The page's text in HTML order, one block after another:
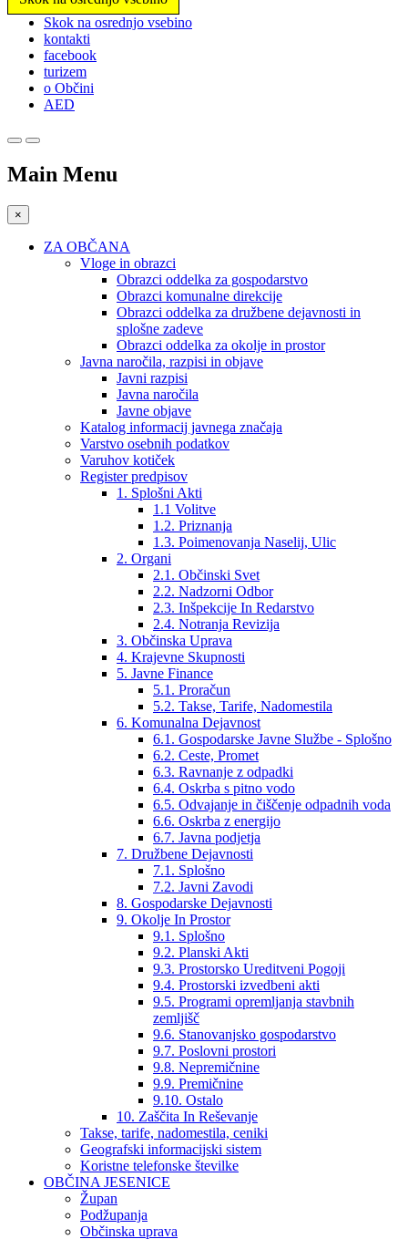
Prosimo,
upoštevajte:
spletno
mesto
vključuje
sistem
Skok na osrednjo vsebino
kontakti
facebook
turizem
o Občini
AED
Main Menu
×
ZA OBČANA
Vloge in obrazci
Obrazci oddelka za gospodarstvo
Obrazci komunalne direkcije
Obrazci oddelka za družbene dejavnosti in
splošne zadeve
Obrazci oddelka za okolje in prostor
Javna naročila, razpisi in objave
Javni razpisi
Javna naročila
Javne objave
Katalog informacij javnega značaja
Varstvo osebnih podatkov
Varuhov kotiček
Register predpisov
1. Splošni Akti
1.1 Volitve
1.2. Priznanja
1.3. Poimenovanja Naselij, Ulic
2. Organi
2.1. Občinski Svet
2.2. Nadzorni Odbor
2.3. Inšpekcije In Redarstvo
2.4. Notranja Revizija
3. Občinska Uprava
4. Krajevne Skupnosti
5. Javne Finance
5.1. Proračun
5.2. Takse, Tarife, Nadomestila
6. Komunalna Dejavnost
6.1. Gospodarske Javne Službe - Splošno
6.2. Ceste, Promet
6.3. Ravnanje z odpadki
6.4. Oskrba s pitno vodo
6.5. Odvajanje in čiščenje odpadnih voda
6.6. Oskrba z energijo
6.7. Javna podjetja
7. Družbene Dejavnosti
7.1. Splošno
7.2. Javni Zavodi
8. Gospodarske Dejavnosti
9. Okolje In Prostor
9.1. Splošno
9.2. Planski Akti
9.3. Prostorsko Ureditveni Pogoji
9.4. Prostorski izvedbeni akti
9.5. Programi opremljanja stavbnih
zemljišč
9.6. Stanovanjsko gospodarstvo
9.7. Poslovni prostori
9.8. Nepremičnine
9.9. Premičnine
9.10. Ostalo
10. Zaščita In Reševanje
Takse, tarife, nadomestila, ceniki
Geografski informacijski sistem
Koristne telefonske številke
OBČINA JESENICE
Župan
Podžupanja
Občinska uprava